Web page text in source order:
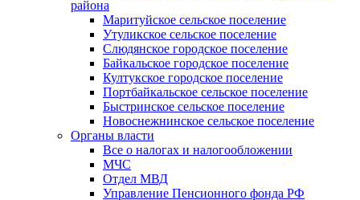
района
Маритуйское сельское поселение
Утуликское сельское поселение
Слюдянское городское поселение
Байкальское городское поселение
Култукское городское поселение
Портбайкальское сельское поселение
Быстринское сельское поселение
Новоснежнинское сельское поселение
Органы власти
Все о налогах и налогообложении
МЧС
Отдел МВД
Управление Пенсионного фонда РФ